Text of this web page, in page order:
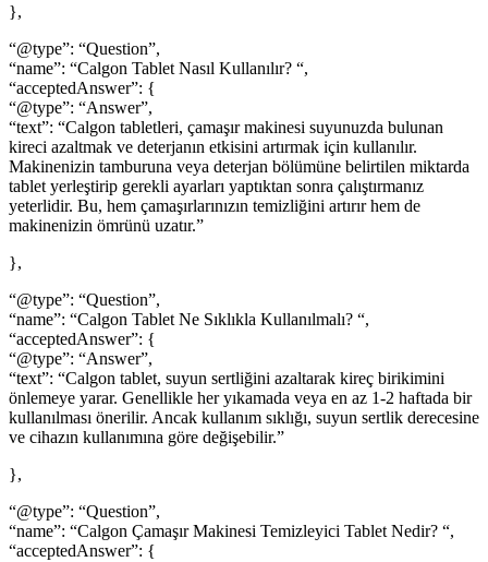
},
“@type”: “Question”,
“name”: “Calgon Tablet Nasıl Kullanılır? “,
“acceptedAnswer”: {
“@type”: “Answer”,
“text”: “Calgon tabletleri, çamaşır makinesi suyunuzda bulunan
kireci azaltmak ve deterjanın etkisini artırmak için kullanılır.
Makinenizin tamburuna veya deterjan bölümüne belirtilen miktarda
tablet yerleştirip gerekli ayarları yaptıktan sonra çalıştırmanız
yeterlidir. Bu, hem çamaşırlarınızın temizliğini artırır hem de
makinenizin ömrünü uzatır.”
},
“@type”: “Question”,
“name”: “Calgon Tablet Ne Sıklıkla Kullanılmalı? “,
“acceptedAnswer”: {
“@type”: “Answer”,
“text”: “Calgon tablet, suyun sertliğini azaltarak kireç birikimini
önlemeye yarar. Genellikle her yıkamada veya en az 1-2 haftada bir
kullanılması önerilir. Ancak kullanım sıklığı, suyun sertlik derecesine
ve cihazın kullanımına göre değişebilir.”
},
“@type”: “Question”,
“name”: “Calgon Çamaşır Makinesi Temizleyici Tablet Nedir? “,
“acceptedAnswer”: {